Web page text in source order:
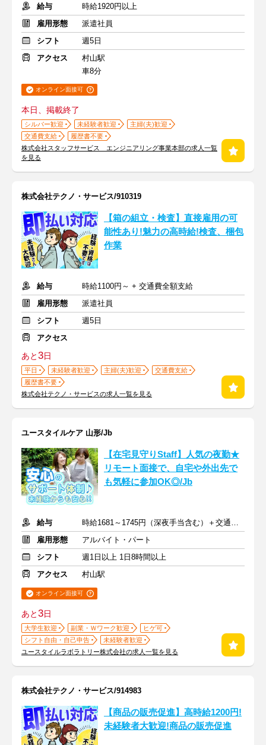
給与
時給1920円以上
雇用形態
派遣社員
シフト
週5日
アクセス
村山駅
車8分
オンライン面接可
本日、掲載終了
シルバー歓迎 未経験者歓迎
主婦(夫)歓迎
交通費支給
履歴書不要
株式会社スタッフサービス エンジニアリング事業本部の求人一覧
を見る
株式会社テクノ・サービス/910319
【箱の組立・検査】直接雇用の可
能性あり!魅力の高時給!検査、梱包
作業
給与
時給1100円～ + 交通費全額支給
雇用形態
派遣社員
シフト
週5日
アクセス
あと3日
平日 未経験者歓迎 主婦(夫)歓迎
交通費支給
履歴書不要
株式会社テクノ・サービスの求人一覧を見る
ユースタイルケア 山形/Jb
【在宅見守りStaff】人気の夜勤★
リモート面接で、自宅や外出先で
も気軽に参加OK◎/Jb
給与
時給1681～1745円（深夜手当含む）＋交通費支給
雇用形態
アルバイト・パート
シフト
週1日以上 1日8時間以上
アクセス
村山駅
オンライン面接可
あと3日
大学生歓迎 副業・Ｗワーク歓迎
ヒゲ可
シフト自由・自己申告
未経験者歓迎
ユースタイルラボラトリー株式会社の求人一覧を見る
株式会社テクノ・サービス/914983
【商品の販売促進】高時給1200円!
未経験者大歓迎!商品の販売促進